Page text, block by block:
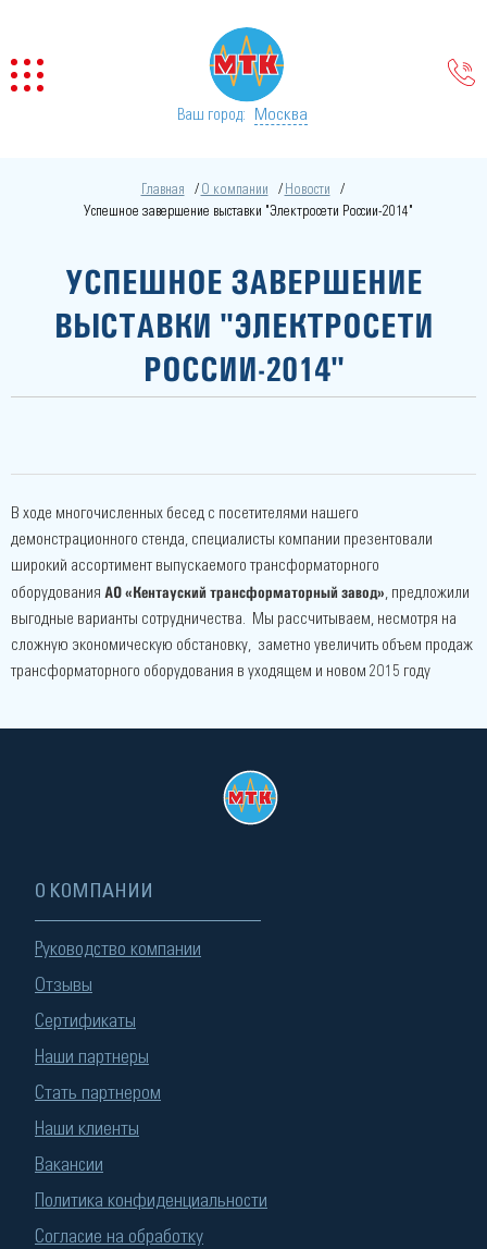
Ваш город: Москва
Главная О компании
Новости
Успешное завершение выставки "Электросети России-2014"
УСПЕШНОЕ ЗАВЕРШЕНИЕ
ВЫСТАВКИ "ЭЛЕКТРОСЕТИ
РОССИИ-2014"
В ходе многочисленных бесед с посетителями нашего
демонстрационного стенда, специалисты компании презентовали
широкий ассортимент выпускаемого трансформаторного
оборудования АО «Кентауский трансформаторный завод», предложили
выгодные варианты сотрудничества. Мы рассчитываем, несмотря на
сложную экономическую обстановку, заметно увеличить объем продаж
трансформаторного оборудования в уходящем и новом 2015 году
О КОМПАНИИ
Руководство компании
Отзывы
Сертификаты
Наши партнеры
Стать партнером
Наши клиенты
Вакансии
Политика конфиденциальности
Согласие на обработку